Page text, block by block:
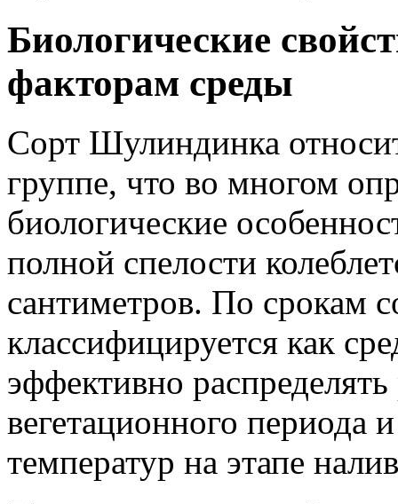
Биологические
факторам среды
Сорт Шулиндинка
группе, что во многом
биологические
полной спелости
сантиметров. По срокам
классифицируется как
эффективно
вегетационного периода
температур на этапе